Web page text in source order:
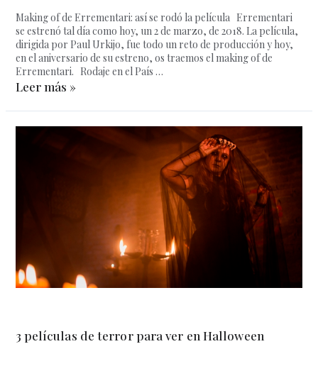
Making of de Errementari: así se rodó la película Errementari
se estrenó tal día como hoy, un 2 de marzo, de 2018. La película,
dirigida por Paul Urkijo, fue todo un reto de producción y hoy,
en el aniversario de su estreno, os traemos el making of de
Errementari. Rodaje en el País …
Leer más »
3 películas de terror para ver en Halloween